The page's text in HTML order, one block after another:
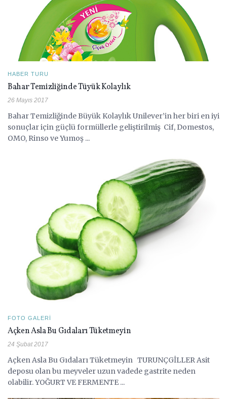
HABER TURU
Bahar Temizliğinde Tüyük Kolaylık
26 Mayıs 2017
Bahar Temizliğinde Büyük Kolaylık Unilever’in her biri en iyi
sonuçlar için güçlü formüllerle geliştirilmiş Cif, Domestos,
OMO, Rinso ve Yumoş ...
FOTO GALERI
Açken Asla Bu Gıdaları Tüketmeyin
24 Şubat 2017
Açken Asla Bu Gıdaları Tüketmeyin TURUNÇGİLLER Asit
deposu olan bu meyveler uzun vadede gastrite neden
olabilir. YOĞURT VE FERMENTE ...